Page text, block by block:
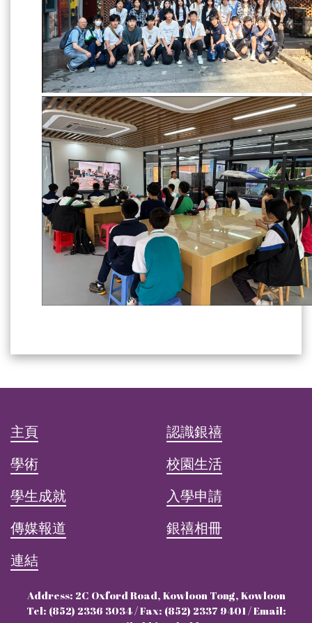
主頁
認識銀禧
學術
校園生活
學生成就
入學申請
傳媒報道
銀禧相冊
連結
Address: 2C Oxford Road, Kowloon Tong, Kowloon
Tel: (852) 2336 3034 / Fax: (852) 2337 9401 / Email: